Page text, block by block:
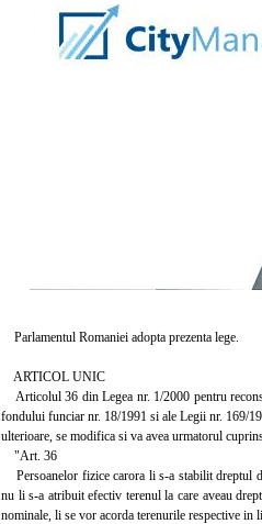
Parlamentul Romaniei adopta prezenta lege.
ARTICOL UNIC
Articolul 36 din Legea nr. 1/2000 pentru
fondului funciar nr. 18/1991 si ale Legii nr. 169/
ulterioare, se modifica si va avea urmatorul
"Art. 36
Persoanelor fizice carora li s-a stabilit dreptul
nu li s-a atribuit efectiv terenul la care aveau
nominale, li se vor acorda terenurile respective